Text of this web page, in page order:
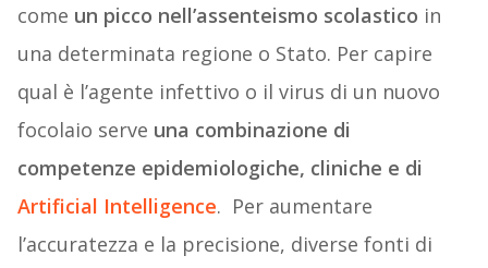
come un picco nell’assenteismo scolastico in
una determinata regione o Stato. Per capire
qual è l’agente infettivo o il virus di un nuovo
focolaio serve una combinazione di
competenze epidemiologiche, cliniche e di
Artificial Intelligence. Per aumentare
l’accuratezza e la precisione, diverse fonti di